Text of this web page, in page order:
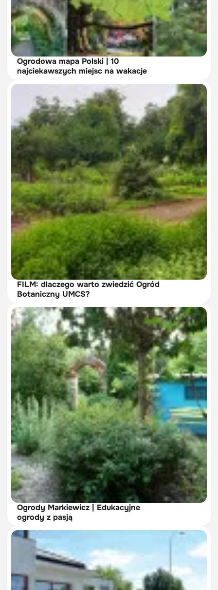
Ogrodowa mapa Polski | 10
najciekawszych miejsc na wakacje
FILM: dlaczego warto zwiedzić Ogród
Botaniczny UMCS?
Ogrody Markiewicz | Edukacyjne
ogrody z pasją